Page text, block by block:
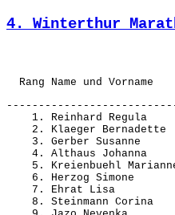
4. Winterthur
---------------------------------------------------------------------------------------------------------
    1. Reinhard Regula        76 Alpnach Dorf          1:26.58,9      -----  (3207)  HW20     1.     4.08
    2. Klaeger Bernadette     74 St. Gallen            1:27.13,2     0.14,3  (3168)  HW20     2.     4.09
    3. Gerber Susanne         70 Schaffhausen          1:28.19,3     1.20,4  (3124)  HW20     3.     4.12
    4. Althaus Johanna        59 Langenthal            1:28.58,8     1.59,9  (3203)  HW40     1.     4.14
    5. Kreienbuehl Marianne   77 Ennetmoos             1:31.29,8     4.30,9  (3074)  HW20     4.     4.21
    6. Herzog Simone          70 Daettwil              1:31.37,2     4.38,3  (3145)  HW20     5.     4.21
    7. Ehrat Lisa             65 Altnau                1:34.29,8     7.30,9  (3176)  HW35     1.     4.29
    8. Steinmann Corina       77 Winterthur            1:35.03,7     8.04,8  (3038)  HW20     6.     4.31
    9. Jazo Nevenka           67 Frauenfeld            1:35.04,7     8.05,8  (3200)  HW35     2.     4.31
   10. Heer Narmada           64 Zuerich               1:35.22,8     8.23,9  (3117)  HW35     3.     4.32
   11. Schneider Claudia      76 Winterthur            1:36.01,2     9.02,3  (3096)  HW20     7.     4.34
   12. Kübler Ursula          63 Nussberg              1:36.15,4     9.16,5  (3214)  HW35     4.     4.35
   13. Amstad Astrid          72 Dinhard               1:36.18,7     9.19,8  (3170)  HW20     8.     4.35
   14. Ivanova Ana            75 St. Gallen            1:36.40,7     9.41,8  (3051)  HW20     9.     4.36
   15. Kehrle Claudia         71 Pfaffhausen           1:38.09,6    11.10,7  (3121)  HW20     10.    4.40
   16. Kuhn Georgette         48 Nesslau               1:38.37,2    11.38,3  (3147)  HW50     1.     4.41
   17. Brot Caroline          84 Räterschen            1:39.03,8    12.04,9  (3044)  HW18     1.     4.43
   18. Zani Dagmar            60 Winterthur            1:39.06,4    12.07,5  (3073)  HW40     2.     4.43
   19. Kiser Nicole           75 Kaegiswil             1:39.16,1    12.17,2  (3166)  HW20     11.    4.43
   20. Widmer Brigitte        62 St. Gallen            1:39.39,6    12.40,7  (3060)  HW40     3.     4.44
   21. Buecheler Hildegard    53 Gossau SG             1:39.52,7    12.53,8  (3055)  HW45     1.     4.45
   22. Noethiger Eva-Maria    77 Aarau                 1:39.57,0    12.58,1  (3146)  HW20     12.